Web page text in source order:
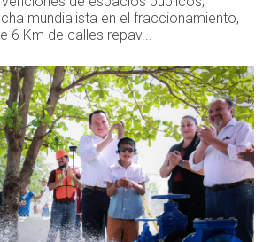
mundialista en el fraccionamiento,
6 Km de calles repav...